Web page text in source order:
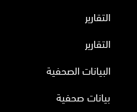
التقارير
التقارير
البيانات الصحفية
بيانات صحفية